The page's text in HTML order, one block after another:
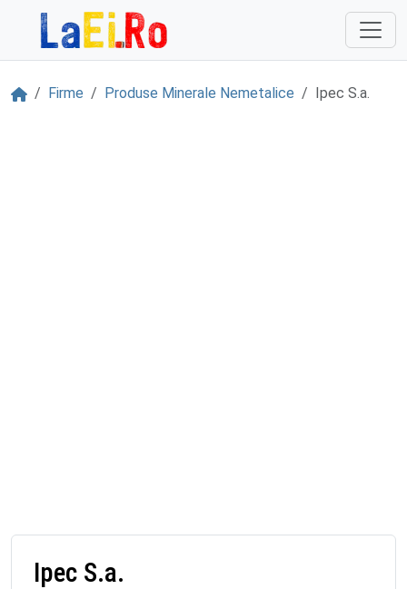
Sari la continut
AcasăFirme Produse Minerale Nemetalice Ipec S.a.
Ipec S.a.